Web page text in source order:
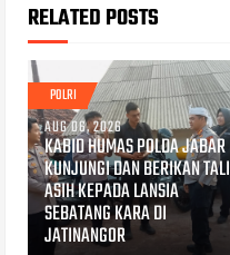
RELATED POSTS
POLRI
AUG 06, 2026
KABID HUMAS POLDA JABAR
KUNJUNGI DAN BERIKAN TALI
ASIH KEPADA LANSIA
SEBATANG KARA DI
JATINANGOR